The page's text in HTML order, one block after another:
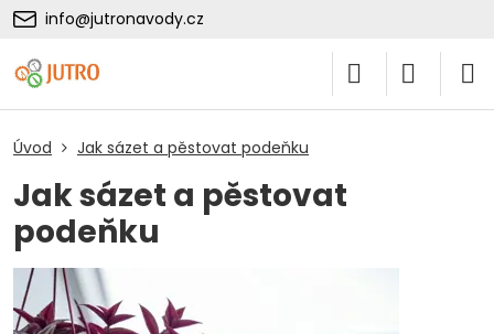
info@jutronavody.cz
Úvod Jak sázet a pěstovat podeňku
Jak sázet a pěstovat
podeňku